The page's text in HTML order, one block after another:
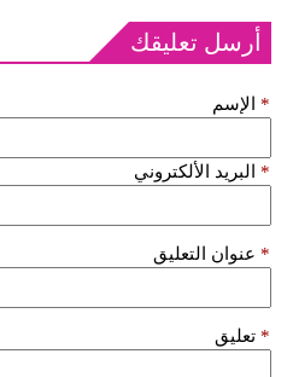
أرسل تعليقك
الإسم *
البريد الألكتروني *
عنوان التعليق *
تعليق *